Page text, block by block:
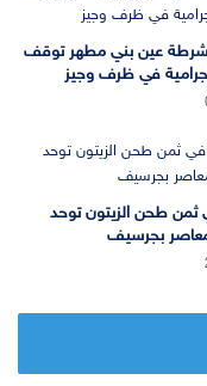
شرطة عين بني مطهر توقف
في ظرف وجيز
ثمن طحن الزيتون توحد
بجرسيف